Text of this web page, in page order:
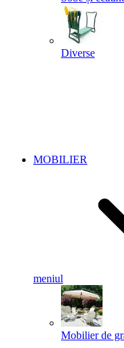
Diverse
MOBILIER
meniul
Mobilier de